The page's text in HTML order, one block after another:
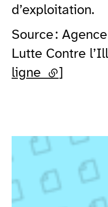
d’exploitation.
Source :
Lutte Contre
ligne (lien
]